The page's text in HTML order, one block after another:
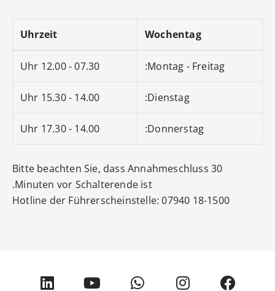
Wochentag
Uhrzeit
Montag - Freitag:
07.30 - 12.00 Uhr
Dienstag:
14.00 - 15.30 Uhr
Donnerstag:
14.00 - 17.30 Uhr
Bitte beachten Sie, dass Annahmeschluss 30
Minuten vor Schalterende ist.
Hotline der Führerscheinstelle: 07940 18-1500